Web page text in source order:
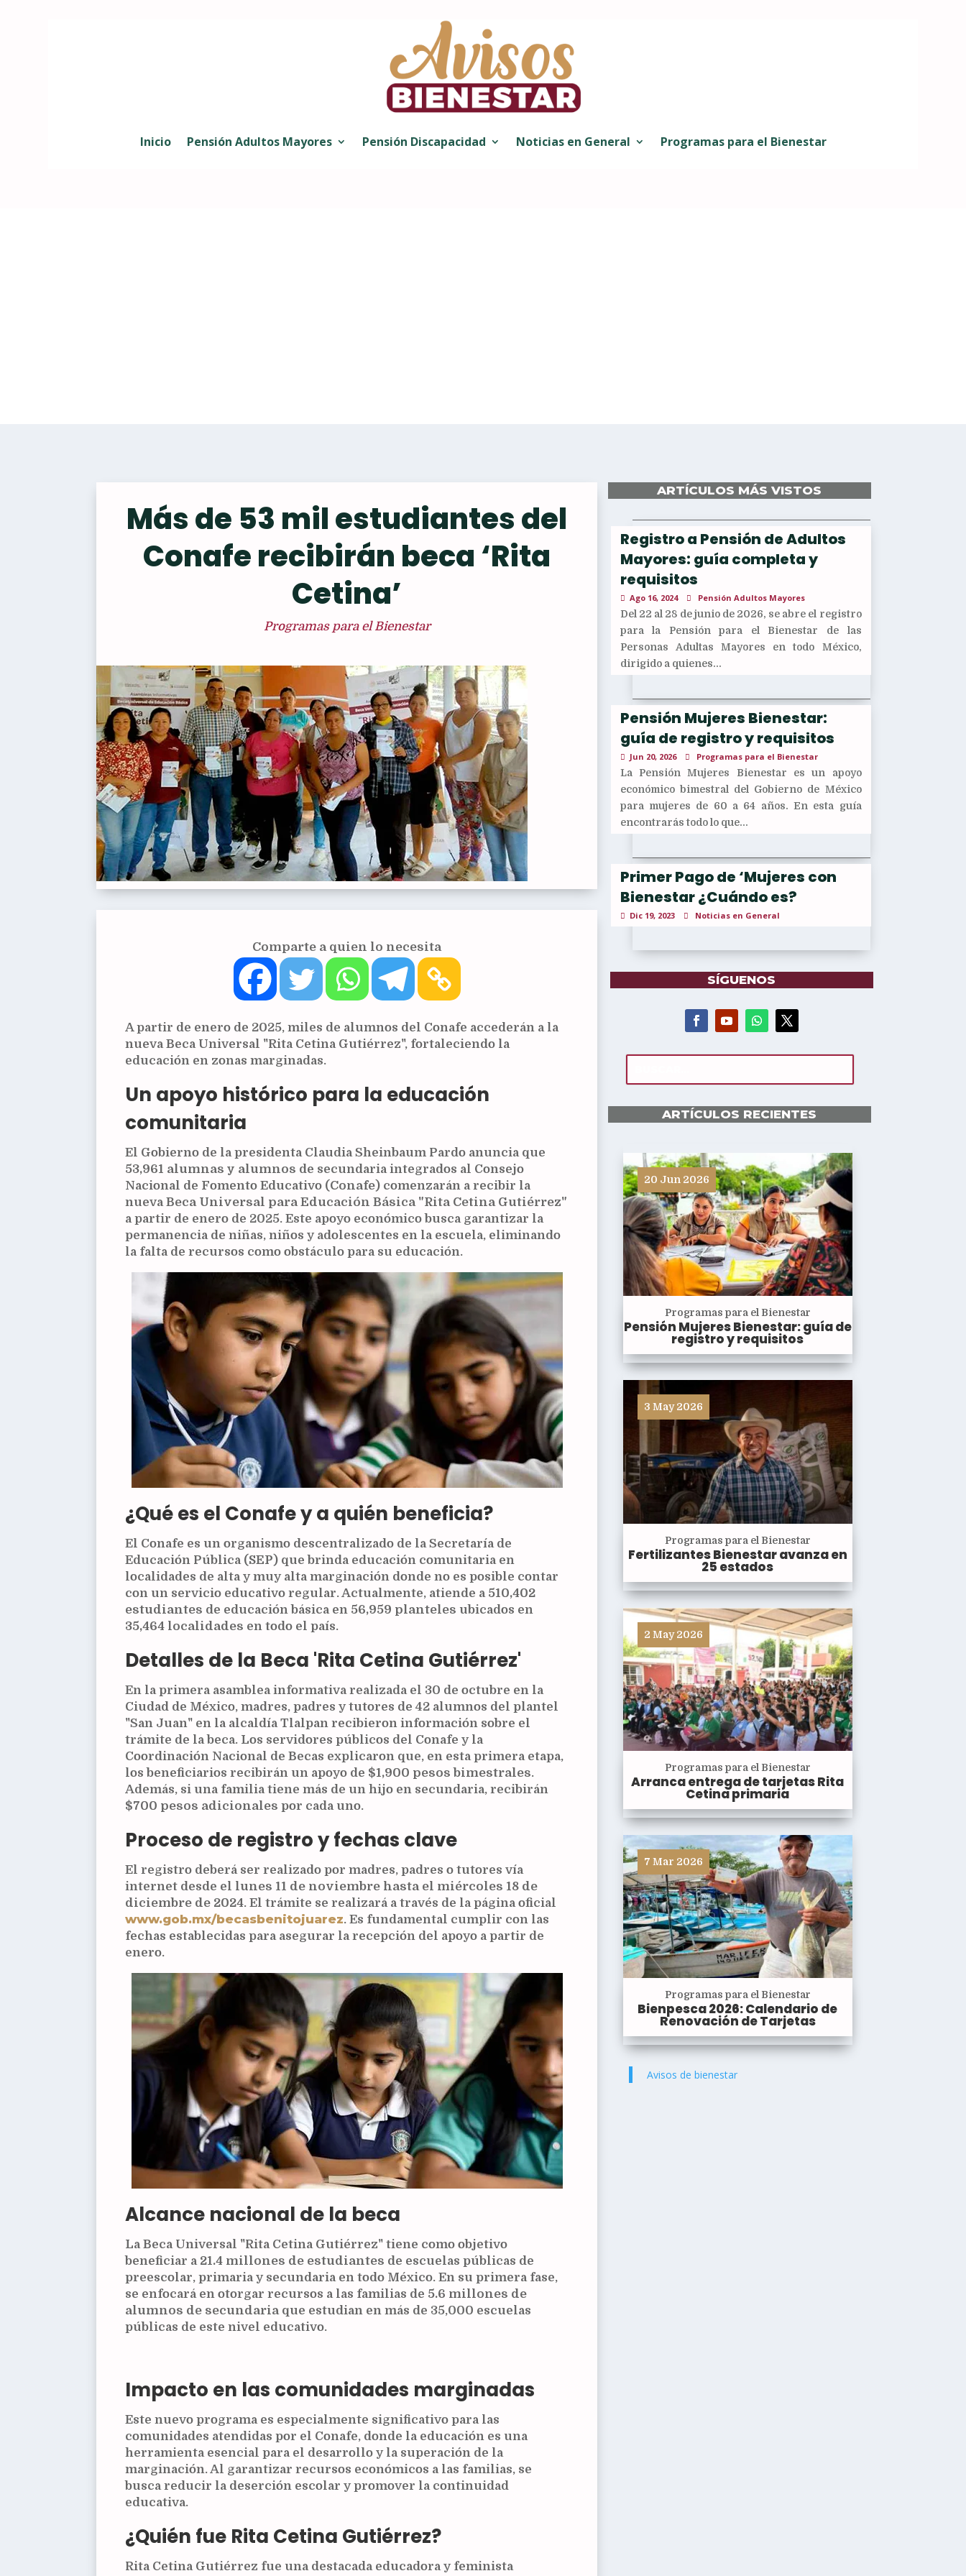
Inicio Pensión Adultos Mayores Pensión Discapacidad Noticias en General Programas para el Bienestar
Más de 53 mil estudiantes del
Conafe recibirán beca ‘Rita
Cetina’
Programas para el Bienestar
Comparte a quien lo necesita
A partir de enero de 2025, miles de alumnos del Conafe accederán a la
nueva Beca Universal "Rita Cetina Gutiérrez", fortaleciendo la
educación en zonas marginadas.
Un apoyo histórico para la educación
comunitaria
El Gobierno de la presidenta Claudia Sheinbaum Pardo anuncia que
53,961 alumnas y alumnos de secundaria integrados al Consejo
Nacional de Fomento Educativo (Conafe) comenzarán a recibir la
nuevaBeca Universal para Educación Básica "Rita Cetina Gutiérrez"
a partir de enero de 2025. Este apoyo económico busca garantizar la
permanencia de niñas, niños y adolescentes en la escuela, eliminando
la falta de recursos como obstáculo para su educación.
¿Qué es el Conafe y a quién beneficia?
El Conafe es un organismo descentralizado de la Secretaría de
Educación Pública (SEP) que brinda educación comunitaria en
localidades de alta y muy alta marginación donde no es posible contar
con un servicio educativo regular. Actualmente, atiende a 510,402
estudiantes de educación básica en 56,959 planteles ubicados en
35,464 localidades en todo el país.
Detalles de la Beca 'Rita Cetina Gutiérrez'
En la primera asamblea informativa realizada el 30 de octubre en la
Ciudad de México, madres, padres y tutores de 42 alumnos del plantel
"San Juan" en la alcaldía Tlalpan recibieron información sobre el
trámite de la beca. Los servidores públicos del Conafe y la
Coordinación Nacional de Becas explicaron que, en esta primera etapa,
los beneficiarios recibirán un apoyo de $1,900 pesos bimestrales.
Además, si una familia tiene más de un hijo en secundaria, recibirán
$700 pesos adicionales por cada uno.
Proceso de registro y fechas clave
El registro deberá ser realizado por madres, padres o tutores vía
internet desde el lunes 11 de noviembre hasta el miércoles 18 de
diciembre de 2024. El trámite se realizará a través de la página oficial
www.gob.mx/becasbenitojuarez. Es fundamental cumplir con las
fechas establecidas para asegurar la recepción del apoyo a partir de
enero.
Alcance nacional de la beca
La Beca Universal "Rita Cetina Gutiérrez" tiene como objetivo
beneficiar a 21.4 millones de estudiantes de escuelas públicas de
preescolar, primaria y secundaria en todo México. En su primera fase,
se enfocará en otorgar recursos a las familias de 5.6 millones de
alumnos de secundariaque estudian en más de 35,000 escuelas
públicas de este nivel educativo.
Impacto en las comunidades marginadas
Este nuevo programa es especialmente significativo para las
comunidades atendidas por el Conafe, donde la educación es una
herramienta esencial para el desarrollo y la superación de la
marginación. Al garantizar recursos económicos a las familias, se
busca reducir la deserción escolar y promover la continuidad
educativa.
¿Quién fue Rita Cetina Gutiérrez?
Rita Cetina Gutiérrez fue una destacada educadora y feminista
ARTÍCULOS MÁS VISTOS
Registro a Pensión de Adultos
Mayores: guía completa y
requisitos
Ago 16, 2024 Pensión Adultos Mayores
Del 22 al 28 de junio de 2026, se abre el registro
para la Pensión para el Bienestar de las
Personas Adultas Mayores en todo México,
dirigido a quienes...
Pensión Mujeres Bienestar:
guía de registro y requisitos
Jun 20, 2026 Programas para el Bienestar
La Pensión Mujeres Bienestar es un apoyo
económico bimestral del Gobierno de México
para mujeres de 60 a 64 años. En esta guía
encontrarás todo lo que...
Primer Pago de ‘Mujeres con
Bienestar ¿Cuándo es?
Dic 19, 2023 Noticias en General
SÍGUENOS
ARTÍCULOS RECIENTES
20 Jun 2026
Programas para el Bienestar
Pensión Mujeres Bienestar: guía de
registro y requisitos
3 May 2026
Programas para el Bienestar
Fertilizantes Bienestar avanza en
25 estados
2 May 2026
Programas para el Bienestar
Arranca entrega de tarjetas Rita
Cetina primaria
7 Mar 2026
Programas para el Bienestar
Bienpesca 2026: Calendario de
Renovación de Tarjetas
Avisos de bienestar